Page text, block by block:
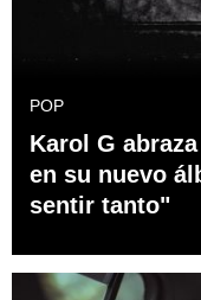
POP
Karol G
en su nuevo
sentir tanto"